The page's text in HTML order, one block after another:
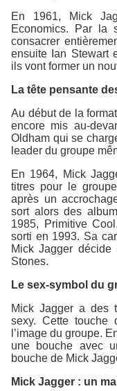
En 1961, Mick
Economics. Par la
consacrer
ensuite Ian Stewart
ils vont former un
La tête pensante
Au début de la
encore mis au-
Oldham qui se
leader du groupe
En 1964, Mick
titres pour le
après un
sort alors des
1985, Primitive
sorti en 1993. Sa
Mick Jagger
Stones.
Le sex-symbol du
Mick Jagger a des
sexy. Cette touche
l’image du groupe.
une bouche avec
bouche de Mick
Mick Jagger : un